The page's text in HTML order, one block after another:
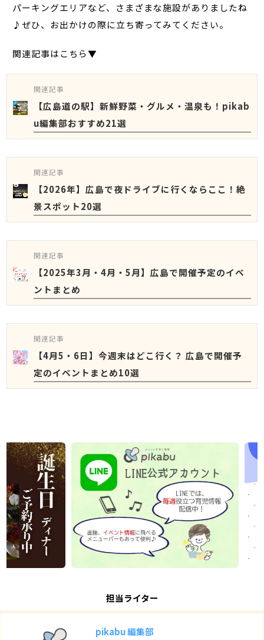
パーキングエリアなど、さまざまな施設がありましたね
♪ぜひ、お出かけの際に立ち寄ってみてください。
関連記事はこちら▼
関連記事
【広島道の駅】新鮮野菜・グルメ・温泉も！pikab
u編集部おすすめ21選
関連記事
【2026年】広島で夜ドライブに行くならここ！絶
景スポット20選
関連記事
【2025年3月・4月・5月】広島で開催予定のイベ
ントまとめ
関連記事
【4月5・6日】今週末はどこ行く？ 広島で開催予
定のイベントまとめ10選
担当ライター
pikabu 編集部